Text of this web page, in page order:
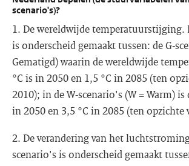
scenario's)?
1. De wereldwijde temperatuurstijging.
is onderscheid gemaakt tussen: de G-
Gematigd) waarin de wereldwijde
°C is in 2050 en 1,5 °C in 2085 (ten
2010); in de W-scenario's (W = Warm)
in 2050 en 3,5 °C in 2085 (ten opzichte
2. De verandering van het
scenario's is onderscheid gemaakt